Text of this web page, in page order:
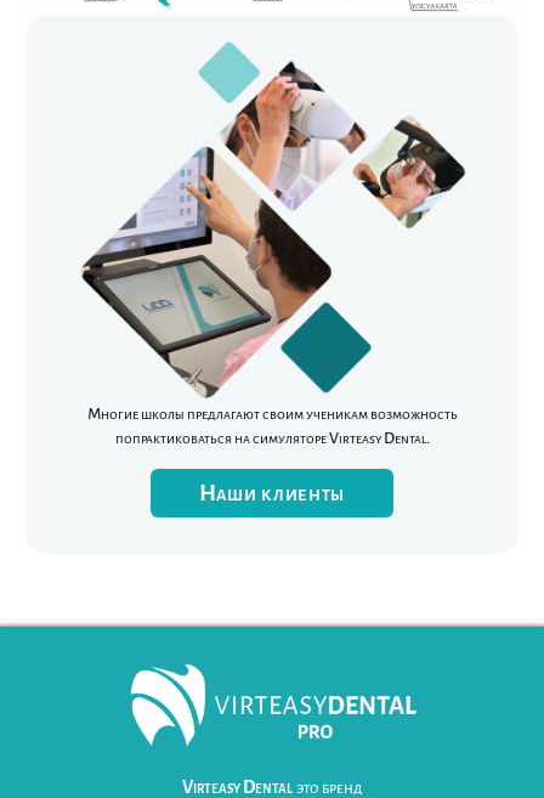
Многие школы предлагают своим ученикам возможность
попрактиковаться на симуляторе Virteasy Dental.
Наши клиенты
Virteasy Dentalэто бренд